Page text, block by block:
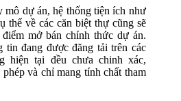
mô dự án, hệ thống tiện ích như
thể về các căn biệt thự cũng sẽ
mở bán chính thức dự án.
đang được đăng tải trên các
hiện tại đều chưa chinh xác,
và chỉ mang tính chất tham